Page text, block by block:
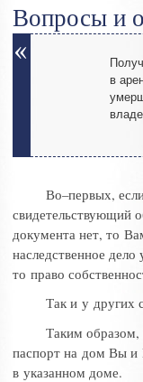
Вопросы и
в
Во–первых,
свидетельствующий
документа нет, то
наследственное
то право
Так и у других
Таким образом,
паспорт на дом Вы и
в указанном доме.